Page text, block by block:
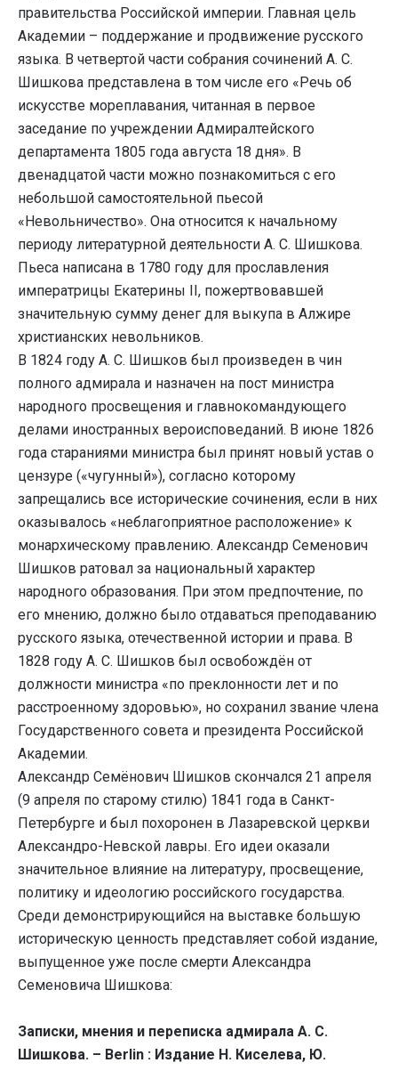
правительства Российской империи. Главная цель
Академии – поддержание и продвижение русского
языка. В четвертой части собрания сочинений А. С.
Шишкова представлена в том числе его «Речь об
искусстве мореплавания, читанная в первое
заседание по учреждении Адмиралтейского
департамента 1805 года августа 18 дня». В
двенадцатой части можно познакомиться с его
небольшой самостоятельной пьесой
«Невольничество». Она относится к начальному
периоду литературной деятельности А. С. Шишкова.
Пьеса написана в 1780 году для прославления
императрицы Екатерины II, пожертвовавшей
значительную сумму денег для выкупа в Алжире
христианских невольников.
В 1824 году А. С. Шишков был произведен в чин
полного адмирала и назначен на пост министра
народного просвещения и главнокомандующего
делами иностранных вероисповеданий. В июне 1826
года стараниями министра был принят новый устав о
цензуре («чугунный»), согласно которому
запрещались все исторические сочинения, если в них
оказывалось «неблагоприятное расположение» к
монархическому правлению. Александр Семенович
Шишков ратовал за национальный характер
народного образования. При этом предпочтение, по
его мнению, должно было отдаваться преподаванию
русского языка, отечественной истории и права. В
1828 году А. С. Шишков был освобождён от
должности министра «по преклонности лет и по
расстроенному здоровью», но сохранил звание члена
Государственного совета и президента Российской
Академии.
Александр Семёнович Шишков скончался 21 апреля
(9 апреля по старому стилю) 1841 года в Санкт-
Петербурге и был похоронен в Лазаревской церкви
Александро-Невской лавры. Его идеи оказали
значительное влияние на литературу, просвещение,
политику и идеологию российского государства.
Среди демонстрирующийся на выставке большую
историческую ценность представляет собой издание,
выпущенное уже после смерти Александра
Семеновича Шишкова:
Записки, мнения и переписка адмирала А. С.
Шишкова. – Berlin : Издание Н. Киселева, Ю.